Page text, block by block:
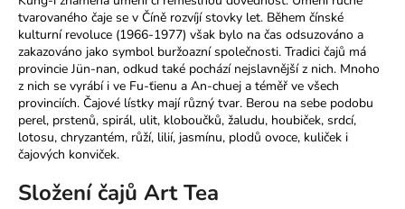
tvarovaného čaje se v Číně rozvíjí stovky let. Během čínské
kulturní revoluce (1966-1977) však bylo na čas odsuzováno a
zakazováno jako symbol buržoazní společnosti. Tradici čajů má
provincie Jün-nan, odkud také pochází nejslavnější z nich. Mnoho
z nich se vyrábí i ve Fu-ťienu a An-chuej a téměř ve všech
provinciích. Čajové lístky mají různý tvar. Berou na sebe podobu
perel, prstenů, spirál, ulit, kloboučků, žaludu, houbiček, srdcí,
lotosu, chryzantém, růží, lilií, jasmínu, plodů ovoce, kuliček i
čajových konviček.
Složení čajů Art Tea
t
?
HLEDAT